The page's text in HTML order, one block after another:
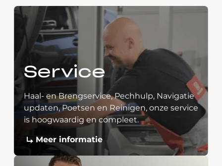
Service
Haal- en Brengservice, Pechhulp, Navigatie
updaten, Poetsen en Reinigen, onze service
is hoogwaardig en compleet.
Meer informatie